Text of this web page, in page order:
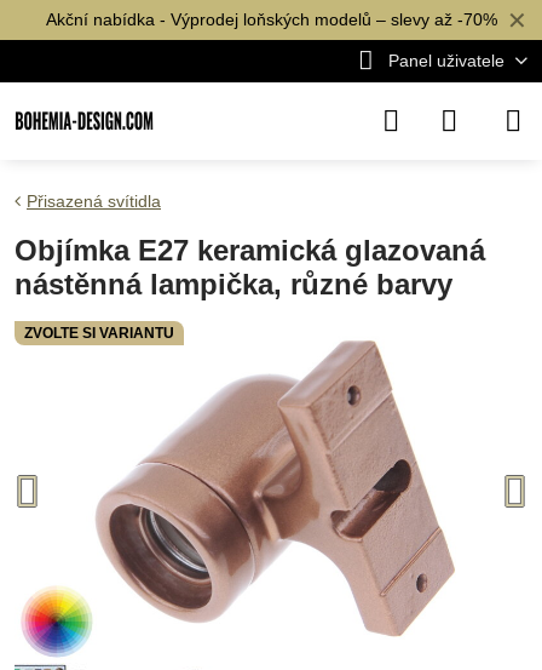
✕
Akční nabídka - Výprodej loňských modelů – slevy až -70%
Panel uživatele
ZVOLTE SI VARIANTU
Přisazená svítidla
Objímka E27 keramická glazovaná
nástěnná lampička, různé barvy